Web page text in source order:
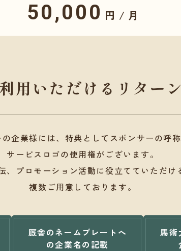
50,000 円 / 月
用いただけるリターン
企業様には、特典としてスポンサーの呼称
サービスロゴの使用権がございます。
、プロモーション活動に役立てていただけ
複数ご用意しております。
厩舎のネームプレートへ
の企業名の記載
馬術